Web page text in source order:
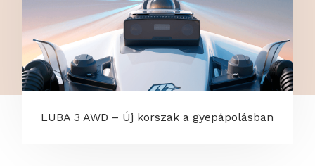
LUBA 3 AWD – Új korszak a gyepápolásban